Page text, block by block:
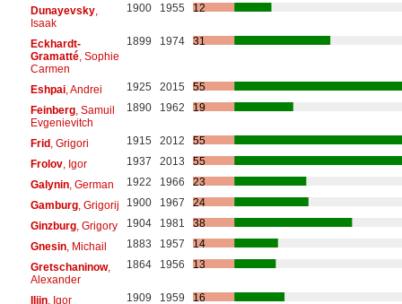
Dunayevsky,
Isaak
1900 1955 12
Eckhardt-
Gramatté, Sophie
Carmen
1899 1974 31
Eshpai, Andrei 1925 2015
55
Feinberg, Samuil
Evgenievitch
1890 1962 19
Frid, Grigori 1915 2012
55
Frolov, Igor 1937 2013
55
Galynin, German 1922 1966
23
Gamburg, Grigorij 1900 1967
24
Ginzburg, Grigory 1904 1981
38
Gnesin, Michail 1883 1957
14
Gretschaninow,
Alexander
1864 1956 13
Iljin, Igor 1909 1959
16